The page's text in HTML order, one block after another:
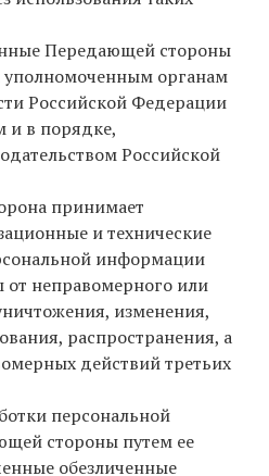
Передающей стороны
органам
Российской Федерации
и в порядке,
Российской
принимает
и технические
информации
неправомерного или
изменения,
распространения, а
действий третьих
персональной
стороны путем ее
обезличенные